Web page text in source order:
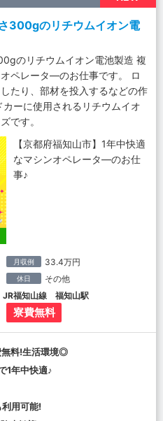
300gのリチウムイオン電
のリチウムイオン電池製造 複
ペレータ―のお仕事です。 ロ
たり、部材を投入するなどの作
ーに使用されるリチウムイオ
です。
【京都府福知山市】1年中快適
なマシンオペレータ―のお仕
事♪
月収例 33.4万円
休日 その他
JR福知山線 福知山駅
寮費無料
料!生活環境◎
1年中快適♪
用可能!